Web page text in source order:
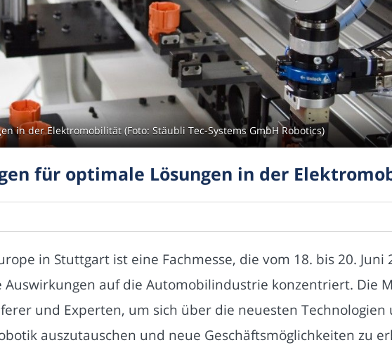
in der Elektromobilität (Foto: Stäubli Tec-Systems GmbH Robotics)
für optimale Lösungen in der
in Stuttgart ist eine Fachmesse, die vom 18. bis 20.
auf die Automobilindustrie konzentriert. Die
und Experten, um sich über die neuesten Technologien
auszutauschen und neue Geschäftsmöglichkeiten zu